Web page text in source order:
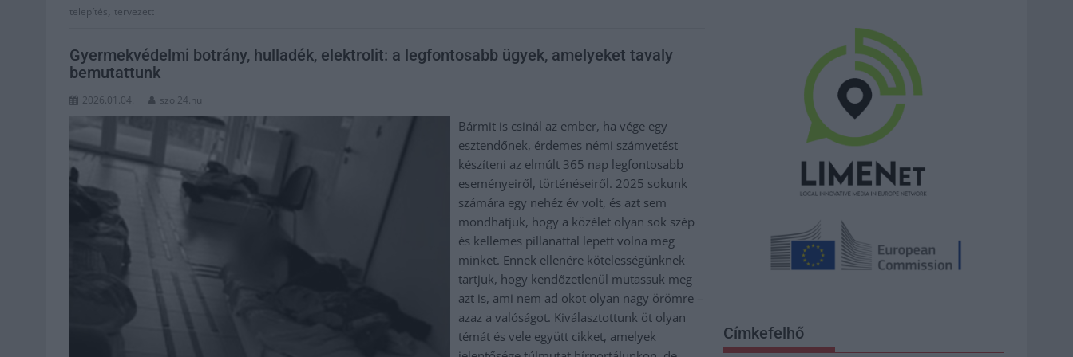
telepítés, tervezett
Gyermekvédelmi botrány, hulladék, elektrolit: a legfontosabb ügyek, amelyeket tavaly
bemutattunk
2026.01.04. szol24.hu
Bármit is csinál az ember, ha vége egy
esztendőnek, érdemes némi számvetést
készíteni az elmúlt 365 nap legfontosabb
eseményeiről, történéseiről. 2025 sokunk
számára egy nehéz év volt, és azt sem
mondhatjuk, hogy a közélet olyan sok szép
és kellemes pillanattal lepett volna meg
minket. Ennek ellenére kötelességünknek
tartjuk, hogy kendőzetlenül mutassuk meg
azt is, ami nem ad okot olyan nagy örömre –
azaz a valóságot. Kiválasztottunk öt olyan
témát és vele együtt cikket, amelyek
Címkefelhő